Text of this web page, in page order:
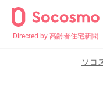
Directed by 高齢者住宅新聞
ソコ